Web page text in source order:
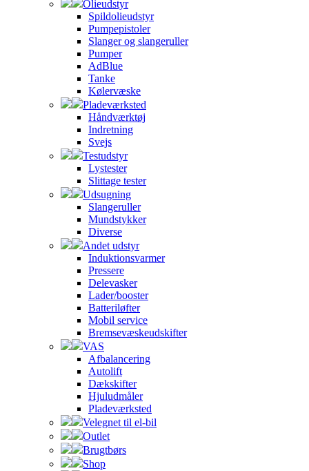
Olieudstyr
Spildolieudstyr
Pumpepistoler
Slanger og slangeruller
Pumper
AdBlue
Tanke
Kølervæske
Pladeværksted
Håndværktøj
Indretning
Svejs
Testudstyr
Lystester
Slittage tester
Udsugning
Slangeruller
Mundstykker
Diverse
Andet udstyr
Induktionsvarmer
Pressere
Delevasker
Lader/booster
Batteriløfter
Mobil service
Bremsevæskeudskifter
VAS
Afbalancering
Autolift
Dækskifter
Hjuludmåler
Pladeværksted
Velegnet til el-bil
Outlet
Brugtbørs
Shop